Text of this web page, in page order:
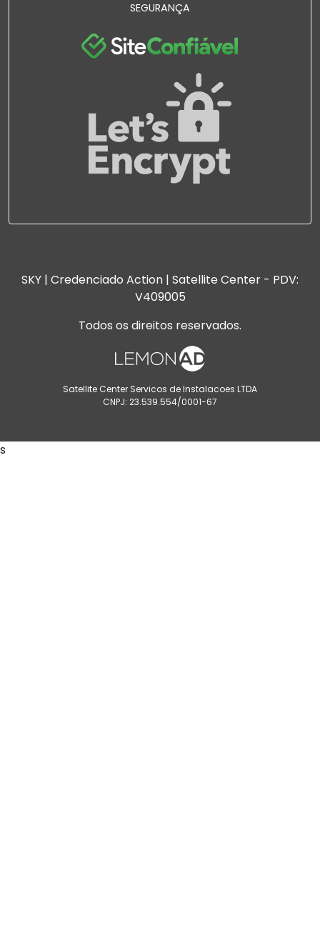
SEGURANÇA
SKY | Credenciado Action | Satellite Center - PDV:
V409005
Todos os direitos reservados.
Satellite Center Servicos de Instalacoes LTDA
CNPJ: 23.539.554/0001-67
s